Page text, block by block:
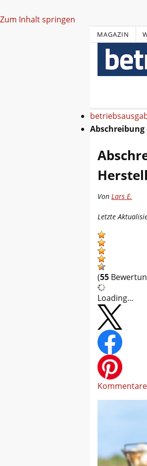
Zum Inhalt springen
MAGAZIN
Von Lars E.
Letzte
(55
Loading...
Kommentare